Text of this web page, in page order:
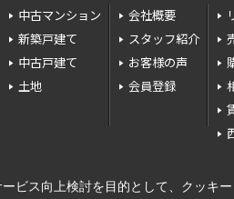
中古マンション
新築戸建て
中古戸建て
土地
会社概要
スタッフ紹介
お客様の声
会員登録
ビス向上検討を目的として、クッキ